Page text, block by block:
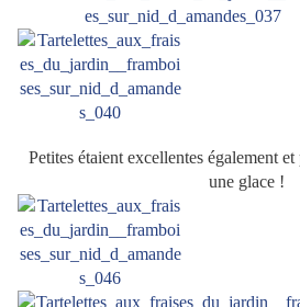
Petites étaient excellentes également
une glace !